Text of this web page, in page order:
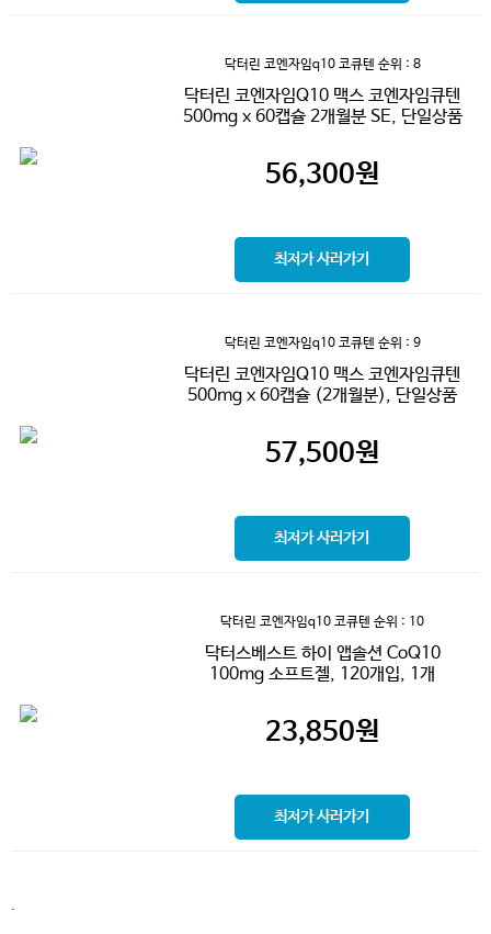
닥터린 코엔자임q10 코큐텐 순위 : 8
닥터린 코엔자임Q10 맥스 코엔자임큐텐
500mg x 60캡슐 2개월분 SE, 단일상품
56,300원
최저가 사러가기
닥터린 코엔자임q10 코큐텐 순위 : 9
닥터린 코엔자임Q10 맥스 코엔자임큐텐
500mg x 60캡슐 (2개월분), 단일상품
57,500원
최저가 사러가기
닥터린 코엔자임q10 코큐텐 순위 : 10
닥터스베스트 하이 앱솔션 CoQ10
100mg 소프트젤, 120개입, 1개
23,850원
최저가 사러가기
.